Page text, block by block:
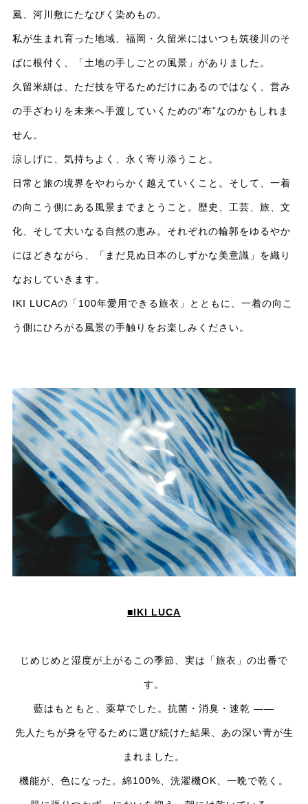
風、河川敷にたなびく染めもの。
私が生まれ育った地域、福岡・久留米にはいつも筑後川のそ
ばに根付く、「土地の手しごとの風景」がありました。
久留米絣は、ただ技を守るためだけにあるのではなく、営み
の手ざわりを未来へ手渡していくための“布”なのかもしれま
せん。
涼しげに、気持ちよく、永く寄り添うこと。
日常と旅の境界をやわらかく越えていくこと。そして、一着
の向こう側にある風景までまとうこと。歴史、工芸、旅、文
化、そして大いなる自然の恵み。それぞれの輪郭をゆるやか
にほどきながら、「まだ見ぬ日本のしずかな美意識」を織り
なおしていきます。
IKI LUCAの「100年愛用できる旅衣」とともに、一着の向こ
う側にひろがる風景の手触りをお楽しみください。​​
■IKI LUCA
じめじめと湿度が上がるこの季節、実は「旅衣」の出番で
す。
藍はもともと、薬草でした。抗菌・消臭・速乾 ——
先人たちが身を守るために選び続けた結果、あの深い青が生
まれました。
機能が、色になった。綿100%、洗濯機OK、一晩で乾く。